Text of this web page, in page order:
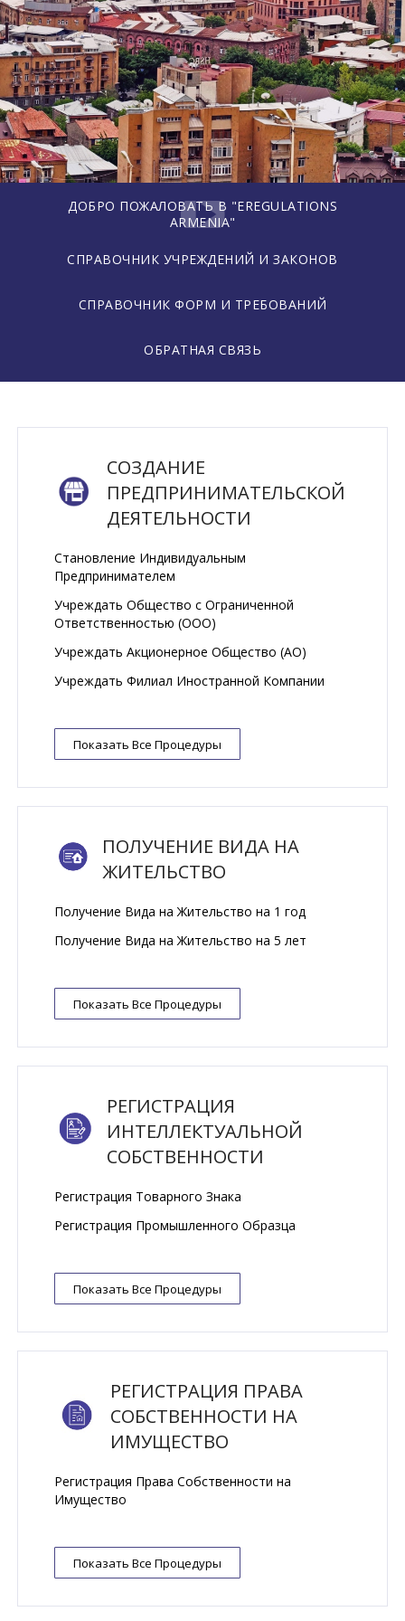
ДОБРО ПОЖАЛОВАТЬ В "EREGULATIONS
ARMENIA"
СПРАВОЧНИК УЧРЕЖДЕНИЙ И ЗАКОНОВ
СПРАВОЧНИК ФОРМ И ТРЕБОВАНИЙ
ОБРАТНАЯ СВЯЗЬ
СОЗДАНИЕ
ПРЕДПРИНИМАТЕЛЬСКОЙ
ДЕЯТЕЛЬНОСТИ
Становление Индивидуальным
Предпринимателем
Учреждать Общество с Ограниченной
Ответственностью (ООО)
Учреждать Акционерное Общество (АО)
Учреждать Филиал Иностранной Компании
Показать Все Процедуры
ПОЛУЧЕНИЕ ВИДА НА
ЖИТЕЛЬСТВО
Получение Вида на Жительство на 1 год
Получение Вида на Жительство на 5 лет
Показать Все Процедуры
РЕГИСТРАЦИЯ
ИНТЕЛЛЕКТУАЛЬНОЙ
СОБСТВЕННОСТИ
Регистрация Tоварного Знака
Регистрация Промышленного Образца
Показать Все Процедуры
РЕГИСТРАЦИЯ ПРАВА
СОБСТВЕННОСТИ НА
ИМУЩЕСТВО
Регистрация Права Собственности на
Имущество
Показать Все Процедуры